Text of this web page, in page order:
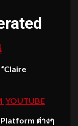
“Claire
YOUTUBE
ต่างๆ